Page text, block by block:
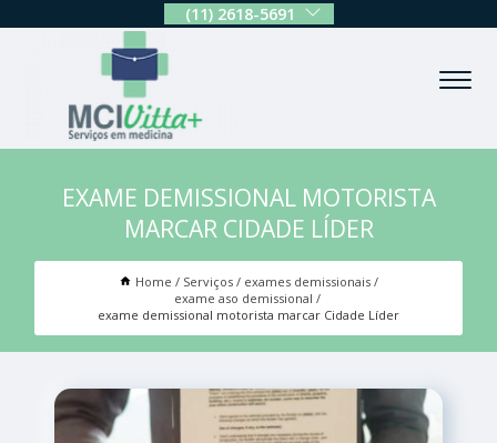
(11) 2618-5691
EXAME DEMISSIONAL MOTORISTA
MARCAR CIDADE LÍDER
Home Serviços
exames demissionais
exame aso demissional
exame demissional motorista marcar Cidade Líder